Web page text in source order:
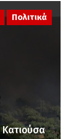
Πολιτικά
Κατιούσα